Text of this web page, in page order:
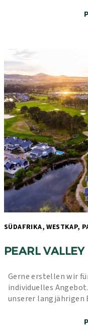
PEARL
Gerne erstellen wir
individuelles
unserer langjährigen